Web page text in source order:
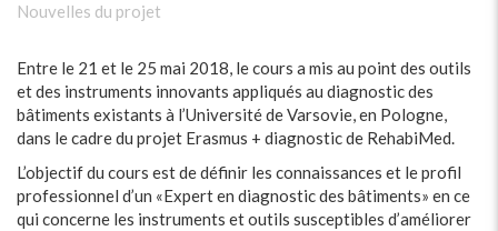
Nouvelles du projet
Entre le 21 et le 25 mai 2018, le cours a mis au point des outils
et des instruments innovants appliqués au diagnostic des
bâtiments existants à l’Université de Varsovie, en Pologne,
dans le cadre du projet Erasmus + diagnostic de RehabiMed.
L’objectif du cours est de définir les connaissances et le profil
professionnel d’un «Expert en diagnostic des bâtiments» en ce
qui concerne les instruments et outils susceptibles d’améliorer